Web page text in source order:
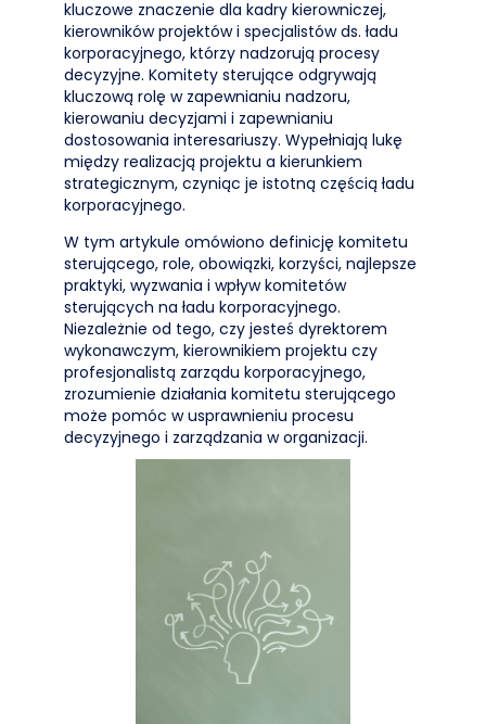
kluczowe znaczenie dla kadry kierowniczej,
kierowników projektów i specjalistów ds. ładu
korporacyjnego, którzy nadzorują procesy
decyzyjne. Komitety sterujące odgrywają
kluczową rolę w zapewnianiu nadzoru,
kierowaniu decyzjami i zapewnianiu
dostosowania interesariuszy. Wypełniają lukę
między realizacją projektu a kierunkiem
strategicznym, czyniąc je istotną częścią ładu
korporacyjnego.
W tym artykule omówiono definicję komitetu
sterującego, role, obowiązki, korzyści, najlepsze
praktyki, wyzwania i wpływ komitetów
sterujących na ładu korporacyjnego.
Niezależnie od tego, czy jesteś dyrektorem
wykonawczym, kierownikiem projektu czy
profesjonalistą zarządu korporacyjnego,
zrozumienie działania komitetu sterującego
może pomóc w usprawnieniu procesu
decyzyjnego i zarządzania w organizacji.